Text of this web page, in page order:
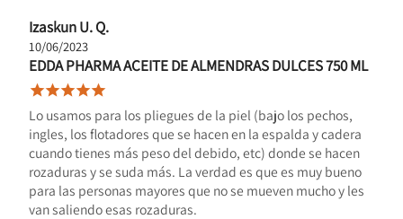
Izaskun U. Q.
10/06/2023
EDDA PHARMA ACEITE DE ALMENDRAS DULCES 750 ML

Lo usamos para los pliegues de la piel (bajo los pechos,
ingles, los flotadores que se hacen en la espalda y cadera
cuando tienes más peso del debido, etc) donde se hacen
rozaduras y se suda más. La verdad es que es muy bueno
para las personas mayores que no se mueven mucho y les
van saliendo esas rozaduras.